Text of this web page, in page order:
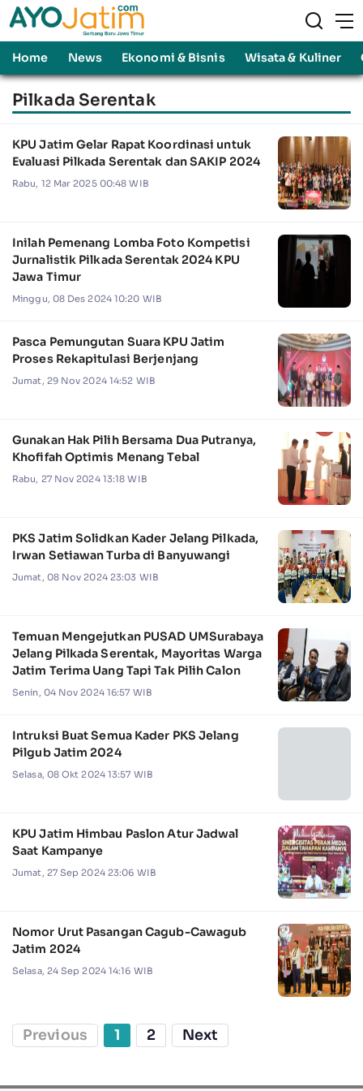
Home News Ekonomi & Bisnis Wisata & Kuliner
Pilkada Serentak
KPU Jatim Gelar Rapat Koordinasi untuk
Evaluasi Pilkada Serentak dan SAKIP 2024
Rabu, 12 Mar 2025 00:48 WIB
Inilah Pemenang Lomba Foto Kompetisi
Jurnalistik Pilkada Serentak 2024 KPU
Jawa Timur
Minggu, 08 Des 2024 10:20 WIB
Pasca Pemungutan Suara KPU Jatim
Proses Rekapitulasi Berjenjang
Jumat, 29 Nov 2024 14:52 WIB
Gunakan Hak Pilih Bersama Dua Putranya,
Khofifah Optimis Menang Tebal
Rabu, 27 Nov 2024 13:18 WIB
PKS Jatim Solidkan Kader Jelang Pilkada,
Irwan Setiawan Turba di Banyuwangi
Jumat, 08 Nov 2024 23:03 WIB
Temuan Mengejutkan PUSAD UMSurabaya
Jelang Pilkada Serentak, Mayoritas Warga
Jatim Terima Uang Tapi Tak Pilih Calon
Senin, 04 Nov 2024 16:57 WIB
Intruksi Buat Semua Kader PKS Jelang
Pilgub Jatim 2024
Selasa, 08 Okt 2024 13:57 WIB
KPU Jatim Himbau Paslon Atur Jadwal
Saat Kampanye
Jumat, 27 Sep 2024 23:06 WIB
Nomor Urut Pasangan Cagub-Cawagub
Jatim 2024
Selasa, 24 Sep 2024 14:16 WIB
Previous 1 2 Next